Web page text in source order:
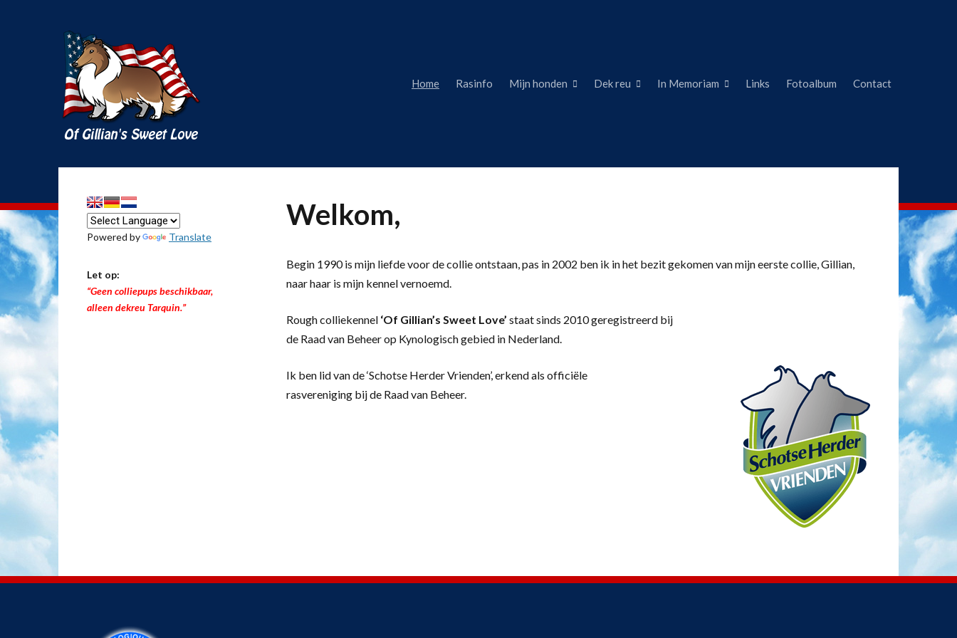
Home Rasinfo Mijn honden Dek reu In Memoriam Links Fotoalbum Contact
Welkom,
Begin 1990 is mijn liefde voor de collie ontstaan, pas in 2002 ben ik in het bezit gekomen van mijn eerste collie, Gillian,
naar haar is mijn kennel vernoemd.
Rough colliekennel ‘Of Gillian’s Sweet Love’ staat sinds 2010 geregistreerd bij
de Raad van Beheer op Kynologisch gebied in Nederland.
Ik ben lid van de ‘Schotse Herder Vrienden’, erkend als officiële
rasvereniging bij de Raad van Beheer.
Powered by Translate
Let op:
“Geen colliepups beschikbaar,
alleen dekreu Tarquin.”